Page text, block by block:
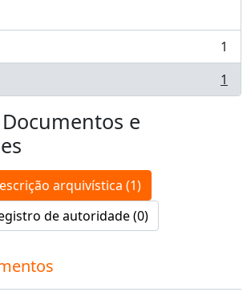
1
1
e
arquivística (1)
de autoridade (0)